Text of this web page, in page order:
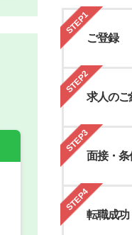
必須 希望の働き
STEP1
ご登録
STEP2
求人のご
STEP3
面接・条
STEP4
転職成功